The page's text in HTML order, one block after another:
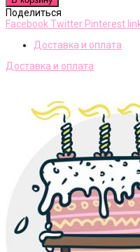
Поделиться
Facebook Twitter Pinterest
Доставка и оплата
Доставка и оплата